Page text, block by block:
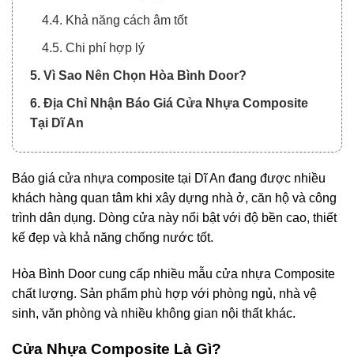
4.4. Khả năng cách âm tốt
4.5. Chi phí hợp lý
5. Vì Sao Nên Chọn Hòa Bình Door?
6. Địa Chỉ Nhận Báo Giá Cửa Nhựa Composite
Tại Dĩ An
Báo giá cửa nhựa composite tại Dĩ An đang được nhiều
khách hàng quan tâm khi xây dựng nhà ở, căn hộ và công
trình dân dụng. Dòng cửa này nổi bật với độ bền cao, thiết
kế đẹp và khả năng chống nước tốt.
Hòa Bình Door cung cấp nhiều mẫu cửa nhựa Composite
chất lượng. Sản phẩm phù hợp với phòng ngủ, nhà vệ
sinh, văn phòng và nhiều không gian nội thất khác.
Cửa Nhựa Composite Là Gì?